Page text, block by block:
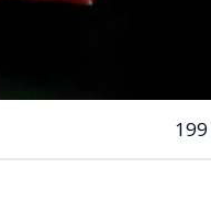
199